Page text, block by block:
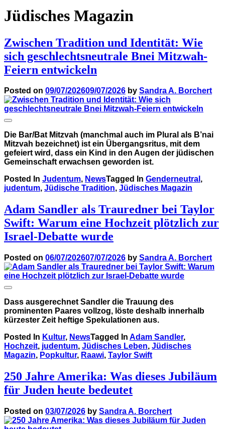
Jüdisches Magazin
Zwischen Tradition und Identität: Wie
sich geschlechtsneutrale Bnei Mitzwah-
Feiern entwickeln
Posted on 09/07/202609/07/2026 by Sandra A. Borchert
Die Bar/Bat Mitzvah (manchmal auch im Plural als B’nai
Mitzvah bezeichnet) ist ein Übergangsritus, mit dem
gefeiert wird, dass ein Kind in den Augen der jüdischen
Gemeinschaft erwachsen geworden ist.
Posted In Judentum, NewsTagged In Genderneutral ,
judentum, Jüdische Tradition, Jüdisches Magazin
Adam Sandler als Trauredner bei Taylor
Swift: Warum eine Hochzeit plötzlich zur
Israel-Debatte wurde
Posted on 06/07/202607/07/2026 by Sandra A. Borchert
Dass ausgerechnet Sandler die Trauung des
prominenten Paares vollzog, löste deshalb innerhalb
kürzester Zeit heftige Spekulationen aus.
Posted In Kultur, NewsTagged In Adam Sandler,
Hochzeit, judentum, Jüdisches Leben, Jüdisches
Magazin, Popkultur, Raawi, Taylor Swift
250 Jahre Amerika: Was dieses Jubiläum
für Juden heute bedeutet
Posted on 03/07/2026 by Sandra A. Borchert